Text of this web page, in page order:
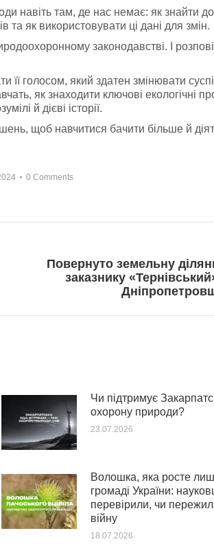
навіть там, де нас немає: як знайти
та як використовувати ці дані для змін.
законодавстві. І
голосом, який здатен змінювати
як знаходити ключові екологічні
й дієві історії.
щоб навчитися бачити більше й
0 Comments
Повернуто земельну
заказнику
Чи підтримує
охорону природи?
23.07.2026
Волошка, яка росте
громаді України:
перевірили, чи
війну
18.07.2026